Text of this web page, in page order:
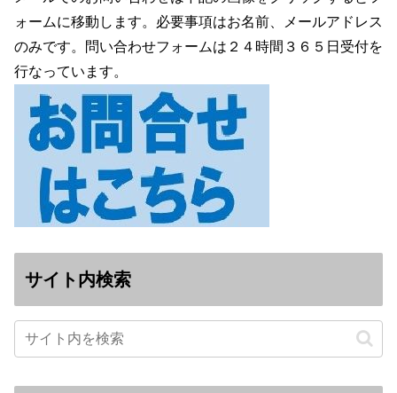
ォームに移動します。必要事項はお名前、メールアドレス
のみです。問い合わせフォームは２４時間３６５日受付を
行なっています。
サイト内検索